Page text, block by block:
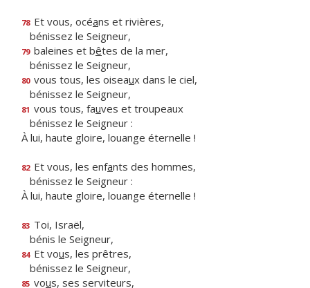
78 Et vous, océans et rivières,
bénissez le Seigneur,
79 baleines et bêtes de la mer,
bénissez le Seigneur,
80 vous tous, les oiseaux dans le ciel,
bénissez le Seigneur,
81 vous tous, fauves et troupeaux
bénissez le Seigneur :
À lui, haute gloire, louange éternelle !
82 Et vous, les enfants des hommes,
bénissez le Seigneur :
À lui, haute gloire, louange éternelle !
83 Toi, Israël,
bénis le Seigneur,
84 Et vous, les prêtres,
bénissez le Seigneur,
85 vous, ses serviteurs,